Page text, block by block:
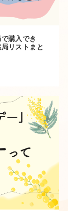
購入でき
リストまと